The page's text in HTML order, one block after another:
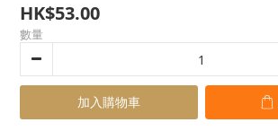
HK$53.00
數量
加入購物車